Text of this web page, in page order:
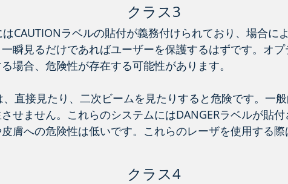
クラス3
CAUTIONラベルの貼付が義務付けられており、場合に
瞬見るだけであればユーザーを保護するはずです。オ
場合、危険性が存在する可能性があります。
直接見たり、二次ビームを見たりすると危険です。一
せません。これらのシステムにはDANGERラベルが貼
膚への危険性は低いです。これらのレーザを使用する
クラス4